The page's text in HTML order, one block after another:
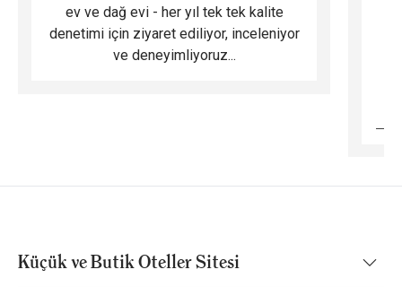
ev ve dağ evi - her yıl tek tek kalite
denetimi için ziyaret ediliyor, inceleniyor
ve deneyimliyoruz...
Küçük ve Butik Oteller Sitesi